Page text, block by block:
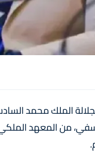
الملك محمد
من المعهد الملكي